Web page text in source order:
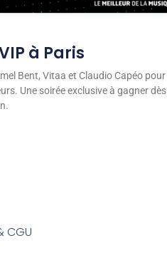
à Paris
Bent, Vitaa et Claudio Capéo pour
Une soirée exclusive à gagner dès
CGU